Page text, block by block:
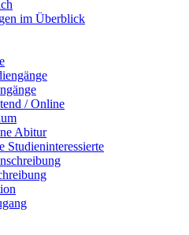
im Überblick
/ Online
Abitur
Studieninteressierte